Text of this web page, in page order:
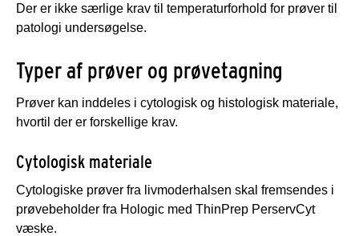
Der er ikke særlige krav til temperaturforhold for prøver til
patologi undersøgelse.
Typer af prøver og prøvetagning
Prøver kan inddeles i cytologisk og histologisk materiale,
hvortil der er forskellige krav.
Cytologisk materiale
Cytologiske prøver fra livmoderhalsen skal fremsendes i
prøvebeholder fra Hologic med ThinPrep PerservCyt
væske.